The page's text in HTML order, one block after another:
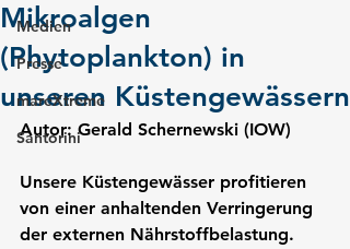
Medien
Presse
mareXtreme
Santorini
Mikroalgen
(Phytoplankton) in
unseren Küstengewässern
Autor: Gerald Schernewski (IOW)
Unsere Küstengewässer profitieren
von einer anhaltenden Verringerung
der externen Nährstoffbelastung.